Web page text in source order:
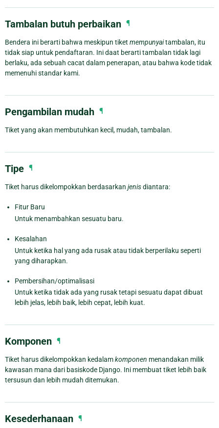
Tambalan butuh perbaikan ¶
Bendera ini berarti bahwa meskipun tiket mempunyaitambalan, itu
tidak siap untuk pendaftaran. Ini daat berarti tambalan tidak lagi
berlaku, ada sebuah cacat dalam penerapan, atau bahwa kode tidak
memenuhi standar kami.
Pengambilan mudah ¶
Tiket yang akan membutuhkan kecil, mudah, tambalan.
Tipe ¶
Tiket harus dikelompokkan berdasarkan jenisdiantara:
Fitur Baru
Untuk menambahkan sesuatu baru.
Kesalahan
Untuk ketika hal yang ada rusak atau tidak berperilaku seperti
yang diharapkan.
Pembersihan/optimalisasi
Untuk ketika tidak ada yang rusak tetapi sesuatu dapat dibuat
lebih jelas, lebih baik, lebih cepat, lebih kuat.
Komponen ¶
Tiket harus dikelompokkan kedalamkomponen menandakan milik
kawasan mana dari basiskode Django. Ini membuat tiket lebih baik
tersusun dan lebih mudah ditemukan.
Kesederhanaan ¶